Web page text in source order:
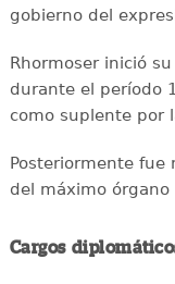
gobierno del
Rhormoser inició
durante el período
como suplente por
Posteriormente
del máximo
Cargos